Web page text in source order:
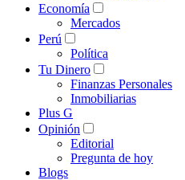
Economía
Mercados
Perú
Política
Tu Dinero
Finanzas Personales
Inmobiliarias
Plus G
Opinión
Editorial
Pregunta de hoy
Blogs